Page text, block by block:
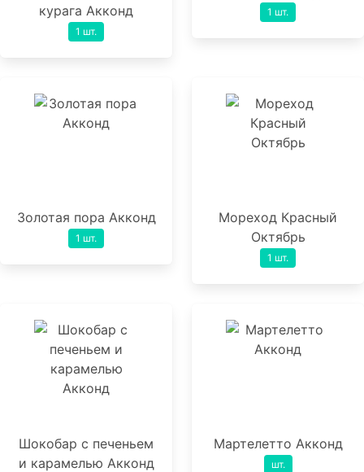
курага Акконд
1 шт.
1 шт.
Золотая пора Акконд
1 шт.
Мореход Красный
Октябрь
1 шт.
Шокобар с печеньем
и карамелью Акконд
Мартелетто Акконд
шт.